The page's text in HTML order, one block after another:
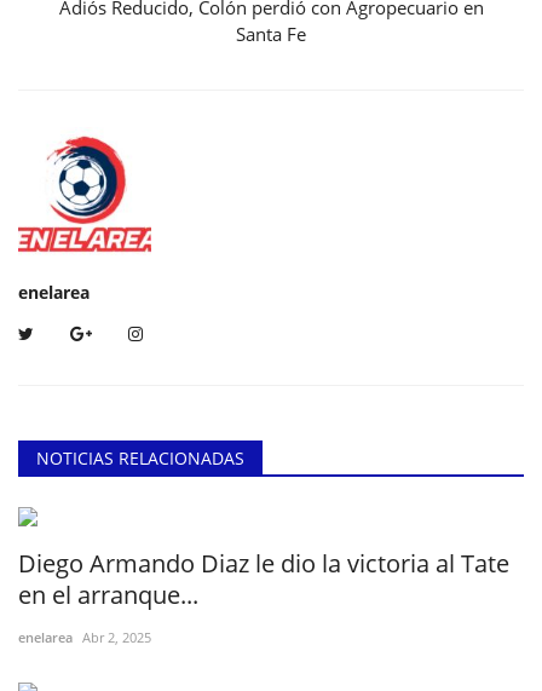
Adiós Reducido, Colón perdió con Agropecuario en
Santa Fe
enelarea
NOTICIAS RELACIONADAS
Diego Armando Diaz le dio la victoria al Tate
en el arranque...
enelarea Abr 2, 2025